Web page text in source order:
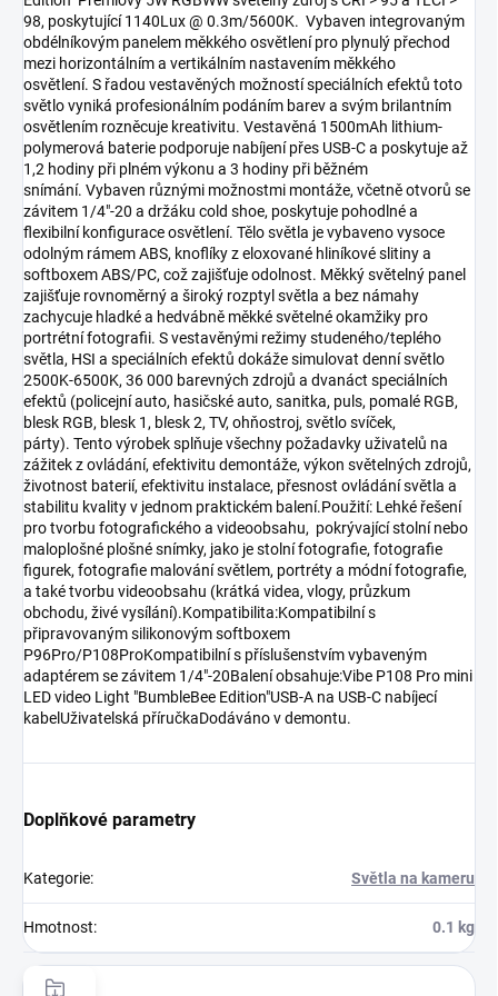
98, poskytující 1140Lux @ 0.3m/5600K. Vybaven integrovaným
obdélníkovým panelem měkkého osvětlení pro plynulý přechod
mezi horizontálním a vertikálním nastavením měkkého
osvětlení. S řadou vestavěných možností speciálních efektů toto
světlo vyniká profesionálním podáním barev a svým brilantním
osvětlením rozněcuje kreativitu. Vestavěná 1500mAh lithium-
polymerová baterie podporuje nabíjení přes USB-C a poskytuje až
1,2 hodiny při plném výkonu a 3 hodiny při běžném
snímání. Vybaven různými možnostmi montáže, včetně otvorů se
závitem 1/4"-20 a držáku cold shoe, poskytuje pohodlné a
flexibilní konfigurace osvětlení. Tělo světla je vybaveno vysoce
odolným rámem ABS, knoflíky z eloxované hliníkové slitiny a
softboxem ABS/PC, což zajišťuje odolnost. Měkký světelný panel
zajišťuje rovnoměrný a široký rozptyl světla a bez námahy
zachycuje hladké a hedvábně měkké světelné okamžiky pro
portrétní fotografii. S vestavěnými režimy studeného/teplého
světla, HSI a speciálních efektů dokáže simulovat denní světlo
2500K-6500K, 36 000 barevných zdrojů a dvanáct speciálních
efektů (policejní auto, hasičské auto, sanitka, puls, pomalé RGB,
blesk RGB, blesk 1, blesk 2, TV, ohňostroj, světlo svíček,
párty). Tento výrobek splňuje všechny požadavky uživatelů na
zážitek z ovládání, efektivitu demontáže, výkon světelných zdrojů,
životnost baterií, efektivitu instalace, přesnost ovládání světla a
stabilitu kvality v jednom praktickém balení.Použití: Lehké řešení
pro tvorbu fotografického a videoobsahu, pokrývající stolní nebo
maloplošné plošné snímky, jako je stolní fotografie, fotografie
figurek, fotografie malování světlem, portréty a módní fotografie,
a také tvorbu videoobsahu (krátká videa, vlogy, průzkum
obchodu, živé vysílání).Kompatibilita:Kompatibilní s
připravovaným silikonovým softboxem
P96Pro/P108ProKompatibilní s příslušenstvím vybaveným
adaptérem se závitem 1/4"-20Balení obsahuje:Vibe P108 Pro mini
LED video Light "BumbleBee Edition"USB-A na USB-C nabíjecí
kabelUživatelská příručkaDodáváno v demontu.
Doplňkové parametry
Kategorie: Světla na kameru
Hmotnost: 0.1 kg